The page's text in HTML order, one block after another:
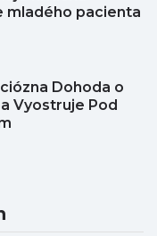
mladého pacienta
Dohoda o
Vyostruje Pod